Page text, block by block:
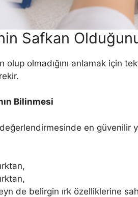
Safkan
olup olmadığını anlamak için
Bilinmesi
en güvenilir
de belirgin ırk özelliklerine